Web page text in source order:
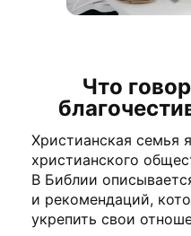
Что
Христианская семья
христианского
В Библии
и рекомендаций,
укрепить свои